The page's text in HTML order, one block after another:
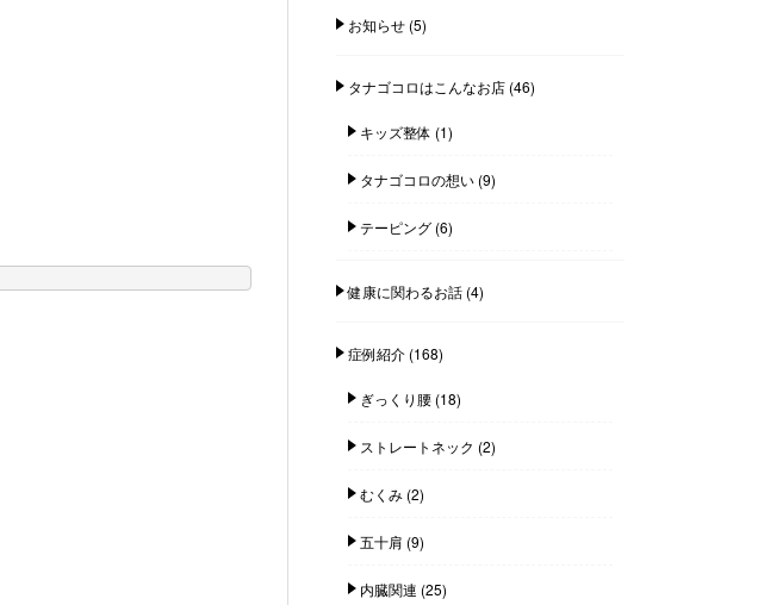
お知らせ(5)
タナゴコロはこんなお店(46)
キッズ整体 (1)
タナゴコロの想い(9)
テーピング(6)
健康に関わるお話(4)
症例紹介(168)
ぎっくり腰(18)
ストレートネック (2)
むくみ(2)
五十肩 (9)
内臓関連 (25)